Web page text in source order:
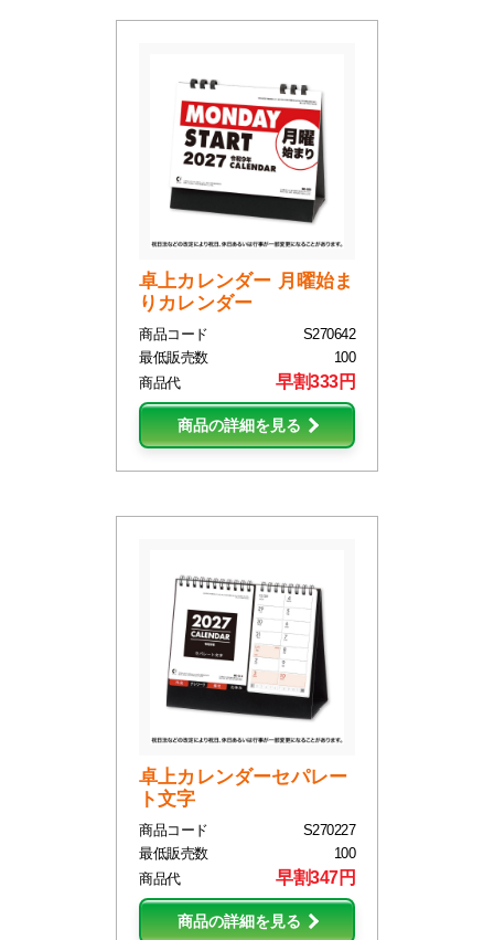
卓上カレンダー 月曜始ま
りカレンダー
商品コード
S270642
最低販売数
100
商品代
早割333円
商品の詳細を見る
卓上カレンダーセパレー
ト文字
商品コード
S270227
最低販売数
100
商品代
早割347円
商品の詳細を見る